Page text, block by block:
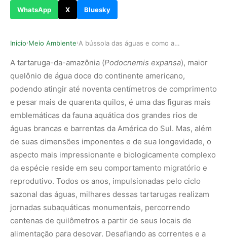
WhatsApp X Bluesky
Inicio›Meio Ambiente› A bússola das águas e como a tartaruga-da-amazô…
A tartaruga-da-amazônia (Podocnemis expansa), maior
quelônio de água doce do continente americano,
podendo atingir até noventa centímetros de comprimento
e pesar mais de quarenta quilos, é uma das figuras mais
emblemáticas da fauna aquática dos grandes rios de
águas brancas e barrentas da América do Sul. Mas, além
de suas dimensões imponentes e de sua longevidade, o
aspecto mais impressionante e biologicamente complexo
da espécie reside em seu comportamento migratório e
reprodutivo. Todos os anos, impulsionadas pelo ciclo
sazonal das águas, milhares dessas tartarugas realizam
jornadas subaquáticas monumentais, percorrendo
centenas de quilômetros a partir de seus locais de
alimentação para desovar. Desafiando as correntes e a